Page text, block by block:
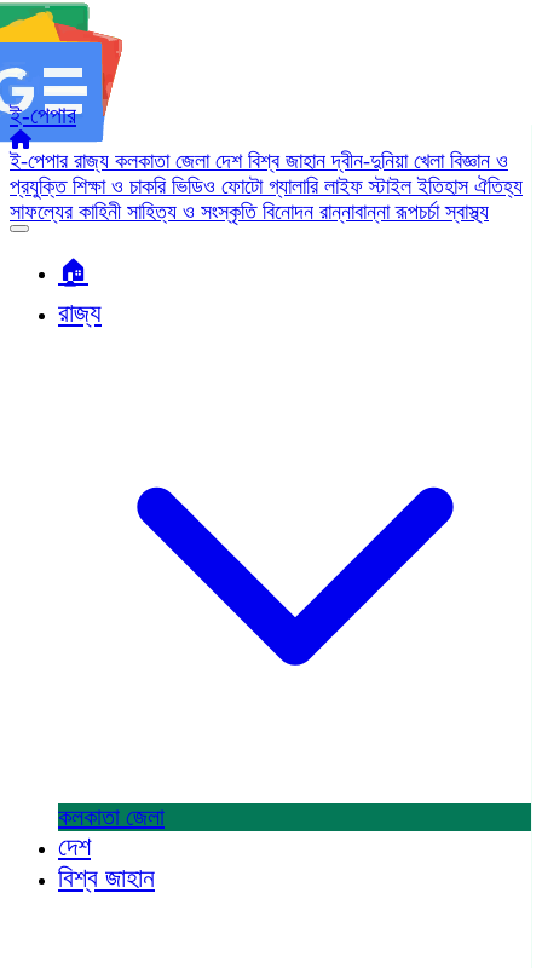
ই-পেপার
ই-পেপার রাজ্য কলকাতা জেলা দেশ বিশ্ব জাহানদ্বীন-দুনিয়া খেলা বিজ্ঞান ও
প্রযুক্তি শিক্ষা ও চাকরি ভিডিও ফোটো গ্যালারি লাইফ স্টাইলইতিহাস ঐতিহ্য
সাফল্যের কাহিনী সাহিত্য ও সংস্কৃতি বিনোদন রান্নাবান্নারূপচর্চাস্বাস্থ্য
🏠︎
রাজ্য
কলকাতা জেলা
দেশ
বিশ্ব জাহান